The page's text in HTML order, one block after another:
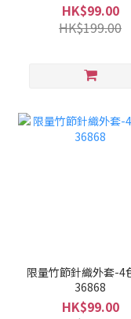
HK$99.00
HK$199.00
限量竹節針織外套-4
36868
HK$99.00